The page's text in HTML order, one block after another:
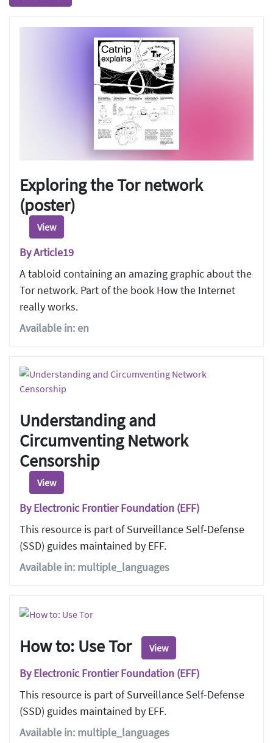
Exploring the Tor network
(poster)
View
By Article19
A tabloid containing an amazing graphic about the
Tor network. Part of the book How the Internet
really works.
Available in: en
Understanding and
Circumventing Network
Censorship
View
By Electronic Frontier Foundation (EFF)
This resource is part of Surveillance Self-Defense
(SSD) guides maintained by EFF.
Available in: multiple_languages
How to: Use Tor View
By Electronic Frontier Foundation (EFF)
This resource is part of Surveillance Self-Defense
(SSD) guides maintained by EFF.
Available in: multiple_languages